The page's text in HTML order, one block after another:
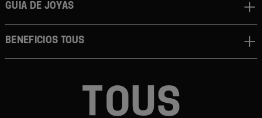
Guia de joyas
Beneficios TOUS